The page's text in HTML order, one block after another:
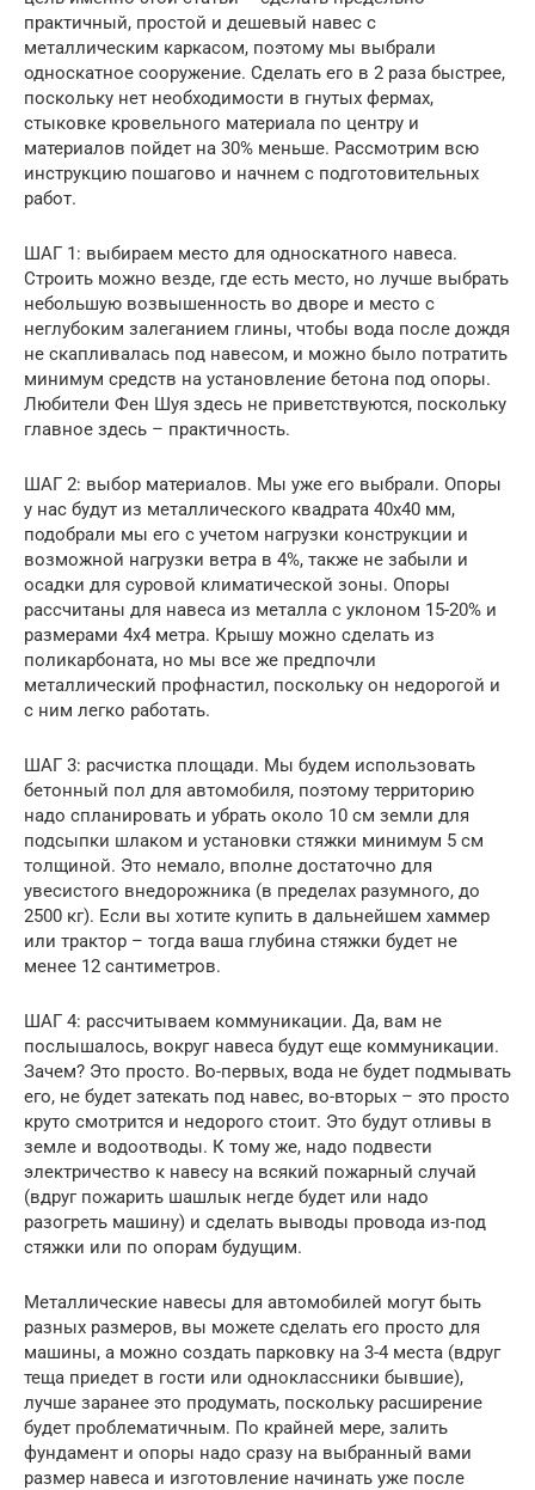
практичный, простой и дешевый навес с
металлическим каркасом, поэтому мы выбрали
односкатное сооружение. Сделать его в 2 раза быстрее,
поскольку нет необходимости в гнутых фермах,
стыковке кровельного материала по центру и
материалов пойдет на 30% меньше. Рассмотрим всю
инструкцию пошагово и начнем с подготовительных
работ.
ШАГ 1: выбираем место для односкатного навеса.
Строить можно везде, где есть место, но лучше выбрать
небольшую возвышенность во дворе и место с
неглубоким залеганием глины, чтобы вода после дождя
не скапливалась под навесом, и можно было потратить
минимум средств на установление бетона под опоры.
Любители Фен Шуя здесь не приветствуются, поскольку
главное здесь – практичность.
ШАГ 2: выбор материалов. Мы уже его выбрали. Опоры
у нас будут из металлического квадрата 40х40 мм,
подобрали мы его с учетом нагрузки конструкции и
возможной нагрузки ветра в 4%, также не забыли и
осадки для суровой климатической зоны. Опоры
рассчитаны для навеса из металла с уклоном 15-20% и
размерами 4х4 метра. Крышу можно сделать из
поликарбоната, но мы все же предпочли
металлический профнастил, поскольку он недорогой и
с ним легко работать.
ШАГ 3: расчистка площади. Мы будем использовать
бетонный пол для автомобиля, поэтому территорию
надо спланировать и убрать около 10 см земли для
подсыпки шлаком и установки стяжки минимум 5 см
толщиной. Это немало, вполне достаточно для
увесистого внедорожника (в пределах разумного, до
2500 кг). Если вы хотите купить в дальнейшем хаммер
или трактор – тогда ваша глубина стяжки будет не
менее 12 сантиметров.
ШАГ 4: рассчитываем коммуникации. Да, вам не
послышалось, вокруг навеса будут еще коммуникации.
Зачем? Это просто. Во-первых, вода не будет подмывать
его, не будет затекать под навес, во-вторых – это просто
круто смотрится и недорого стоит. Это будут отливы в
земле и водоотводы. К тому же, надо подвести
электричество к навесу на всякий пожарный случай
(вдруг пожарить шашлык негде будет или надо
разогреть машину) и сделать выводы провода из-под
стяжки или по опорам будущим.
Металлические навесы для автомобилей могут быть
разных размеров, вы можете сделать его просто для
машины, а можно создать парковку на 3-4 места (вдруг
теща приедет в гости или одноклассники бывшие),
лучше заранее это продумать, поскольку расширение
будет проблематичным. По крайней мере, залить
фундамент и опоры надо сразу на выбранный вами
размер навеса и изготовление начинать уже после